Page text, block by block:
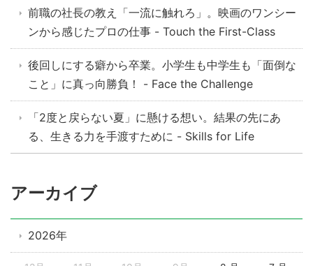
前職の社長の教え「一流に触れろ」。映画のワンシー
ンから感じたプロの仕事 - Touch the First-Class
後回しにする癖から卒業。小学生も中学生も「面倒な
こと」に真っ向勝負！ - Face the Challenge
「2度と戻らない夏」に懸ける想い。結果の先にあ
る、生きる力を手渡すために - Skills for Life
アーカイブ
2026年